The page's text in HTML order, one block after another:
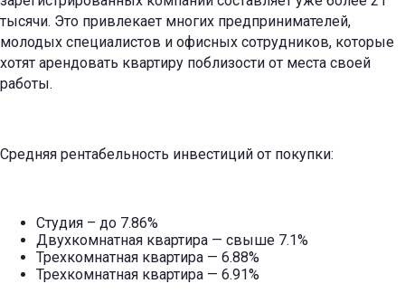
тысячи. Это привлекает многих предпринимателей,
молодых специалистов и офисных сотрудников, которые
хотят арендовать квартиру поблизости от места своей
работы.
Средняя рентабельность инвестиций от покупки:
Студия – до 7.86%
Двухкомнатная квартира — свыше 7.1%
Трехкомнатная квартира — 6.88%
Трехкомнатная квартира — 6.91%